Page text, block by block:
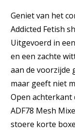
Geniet van het
Addicted Fetish
Uitgevoerd in
en een zachte
aan de voorzijde
maar geeft niet
Open achterkant
ADF78 Mesh
stoere korte